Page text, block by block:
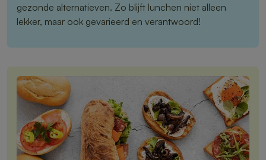
gezonde alternatieven. Zo blijft lunchen niet alleen
lekker, maar ook gevarieerd en verantwoord!